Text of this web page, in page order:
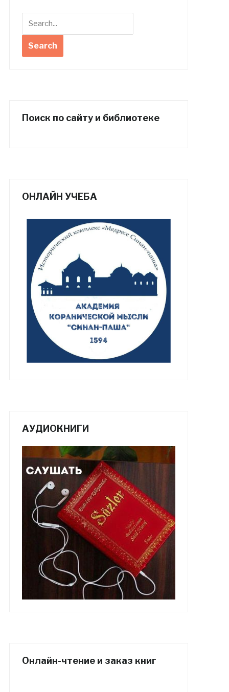
Поиск по сайту и библиотеке
ОНЛАЙН УЧЕБА
АУДИОКНИГИ
Онлайн-чтение и заказ книг